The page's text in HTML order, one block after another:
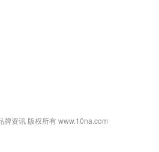
资讯 版权所有 www.10na.com